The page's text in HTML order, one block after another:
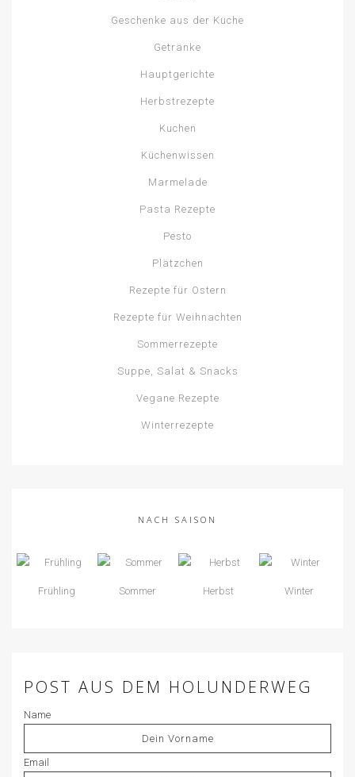
Geschenke aus der Küche
Getränke
Hauptgerichte
Herbstrezepte
Kuchen
Küchenwissen
Marmelade
Pasta Rezepte
Pesto
Plätzchen
Rezepte für Ostern
Rezepte für Weihnachten
Sommerrezepte
Suppe, Salat & Snacks
Vegane Rezepte
Winterrezepte
NACH SAISON
Frühling Sommer Herbst Winter
POST AUS DEM HOLUNDERWEG
Name
Email